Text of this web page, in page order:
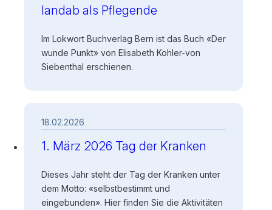
landab als Pflegende
Im Lokwort Buchverlag Bern ist das Buch «Der
wunde Punkt» von Elisabeth Kohler-von
Siebenthal erschienen.
1. März 2026 Tag der Kranken
18.02.2026
Dieses Jahr steht der Tag der Kranken unter
dem Motto: «selbstbestimmt und
eingebunden». Hier finden Sie die Aktivitäten